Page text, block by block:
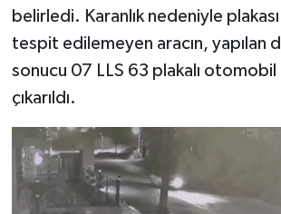
belirledi. Karanlık nedeniyle
tespit edilemeyen aracın, yapılan
sonucu 07 LLS 63 plakalı
çıkarıldı.